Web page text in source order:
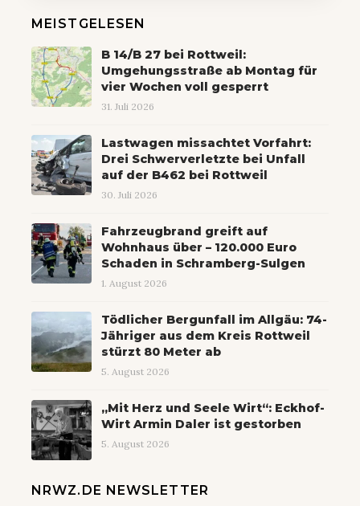
MEISTGELESEN
B 14/B 27 bei Rottweil:
Umgehungsstraße ab Montag für
vier Wochen voll gesperrt
31. Juli 2026
Lastwagen missachtet Vorfahrt:
Drei Schwerverletzte bei Unfall
auf der B462 bei Rottweil
30. Juli 2026
Fahrzeugbrand greift auf
Wohnhaus über – 120.000 Euro
Schaden in Schramberg-Sulgen
1. August 2026
Tödlicher Bergunfall im Allgäu: 74-
Jähriger aus dem Kreis Rottweil
stürzt 80 Meter ab
5. August 2026
„Mit Herz und Seele Wirt“: Eckhof-
Wirt Armin Daler ist gestorben
5. August 2026
NRWZ.DE NEWSLETTER